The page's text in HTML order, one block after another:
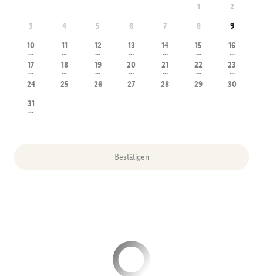
1
2
3
4 5 6 7 8
9
10
---
11
---
12
---
13
---
14
---
15
---
16
---
17
---
18
---
19
---
20
---
21
---
22
---
23
---
24
---
25
---
26
---
27
---
28
---
29
---
30
---
31
---
Bestätigen